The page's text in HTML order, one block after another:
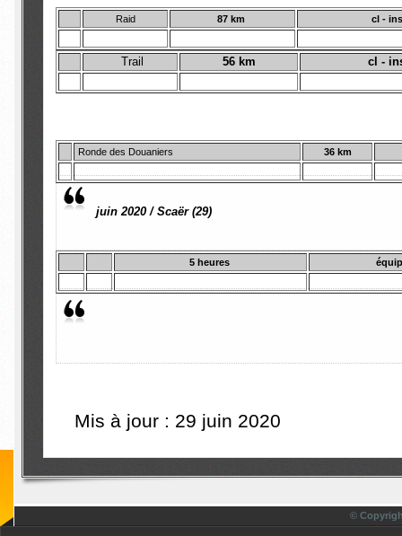
Raid 87 km cl -
Trail 56 km cl -
Ronde des Douaniers 36 km
juin 2020 / Scaër (29)
5 heures
Mis à jour : 29 juin 2020
©